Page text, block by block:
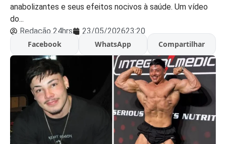
anabolizantes e seus efeitos nocivos à saúde. Um vídeo
do...
Redação 24hrs
23/05/202623:20
Facebook
WhatsApp Compartilhar